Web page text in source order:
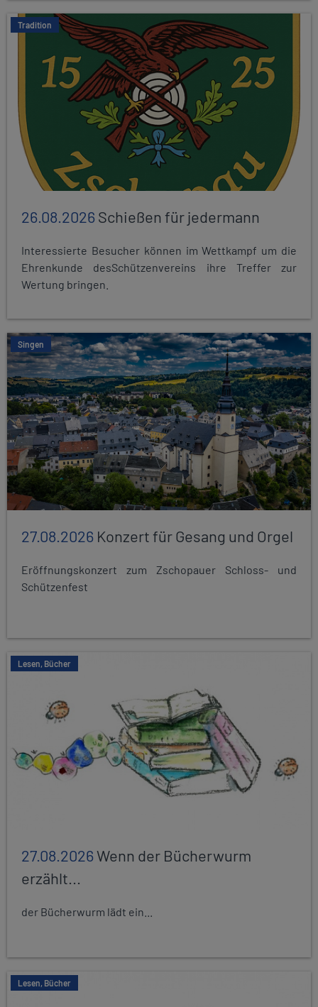
Tradition
26.08.2026Schießen für jedermann
Interessierte Besucher können im Wettkampf um die
Ehrenkunde desSchützenvereins ihre Treffer zur
Wertung bringen.
Singen
27.08.2026 Konzert für Gesang und Orgel
Eröffnungskonzert zum Zschopauer Schloss- und
Schützenfest
Lesen, Bücher
27.08.2026Wenn der Bücherwurm
erzählt...
der Bücherwurm lädt ein...
Lesen, Bücher